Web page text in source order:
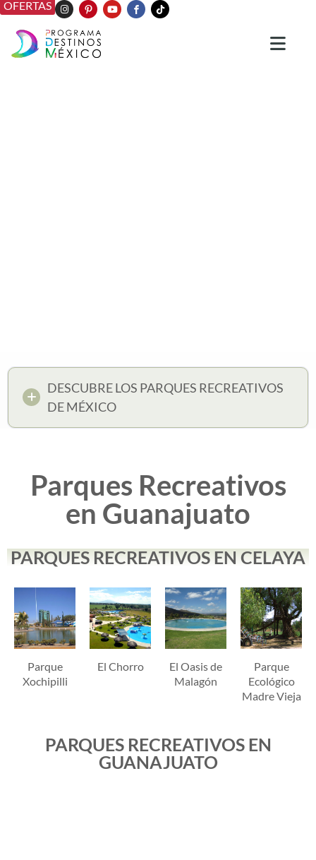
OFERTAS
DESCUBRE LOS PARQUES RECREATIVOS
DE MÉXICO
Parques Recreativos
en Guanajuato
PARQUES RECREATIVOS EN CELAYA
Parque
Xochipilli
El Chorro
El Oasis de
Malagón
Parque
Ecológico
Madre Vieja
PARQUES RECREATIVOS EN
GUANAJUATO